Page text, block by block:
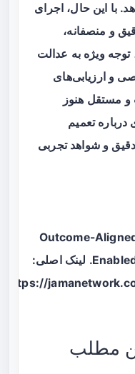
با این حال، اجرای
و منصفانه،
ویژه به عدالت
و ارزیابی‌های
مستقل هنوز
تعمیم
دقیق و شواهد تجربی
Outcome-
Enabled Care, JAMA Network, ۲۰۲۶. لینک اصلی:
https://
مطلب